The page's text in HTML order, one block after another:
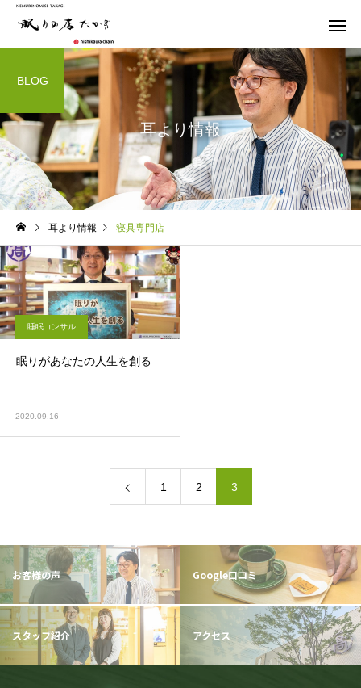
オーダー枕 マットレ
ウッドスプリング
ベッド
睡眠コンサル
【枕で肩こり・首痛が楽に
なるの！？】
睡眠コンサル
【 枕ってそんなに重要
耳より情報
BLOG
耳より情報 寝具専門店
睡眠コンサル
眠りがあなたの人生を創る
2020.09.16
1 2 3
お客様の声 Google口コミ
スタッフ紹介 アクセス